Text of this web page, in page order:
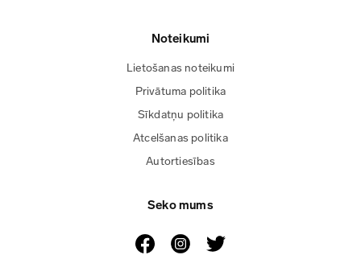
Noteikumi
Lietošanas noteikumi
Privātuma politika
Sīkdatņu politika
Atcelšanas politika
Autortiesības
Seko mums